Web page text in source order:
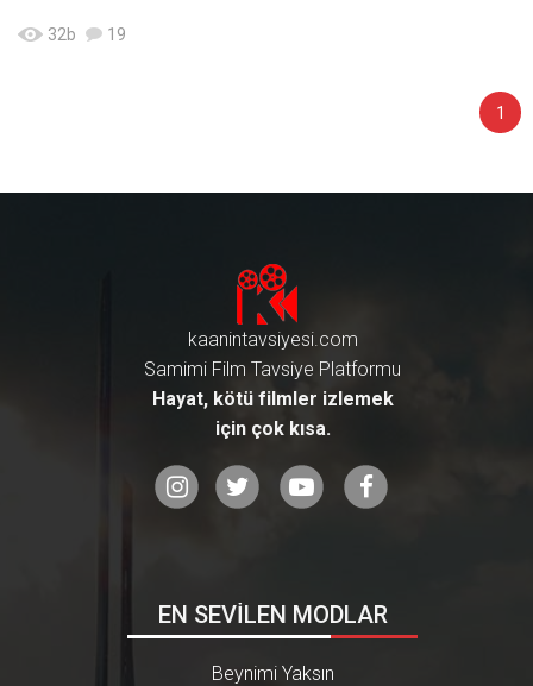
32b 19
1
kaanintavsiyesi.com
Samimi Film Tavsiye Platformu
Hayat, kötü filmler izlemek
için çok kısa.
EN SEVİLEN MODLAR
Beynimi Yaksın